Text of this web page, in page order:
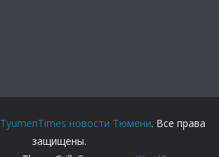
TyumenTimes новости Тюмени. Все права
защищены.